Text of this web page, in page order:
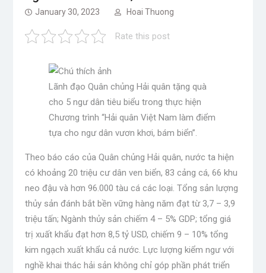
January 30, 2023 Hoai Thuong
Rate this post
Lãnh đạo Quân chủng Hải quân tặng quà
cho 5 ngư dân tiêu biểu trong thực hiện
Chương trình “Hải quân Việt Nam làm điểm
tựa cho ngư dân vươn khơi, bám biển”.
Theo báo cáo của Quân chủng Hải quân, nước ta hiện
có khoảng 20 triệu cư dân ven biển, 83 cảng cá, 66 khu
neo đậu và hơn 96.000 tàu cá các loại. Tổng sản lượng
thủy sản đánh bắt bền vững hàng năm đạt từ 3,7 – 3,9
triệu tấn; Ngành thủy sản chiếm 4 – 5% GDP; tổng giá
trị xuất khẩu đạt hơn 8,5 tỷ USD, chiếm 9 – 10% tổng
kim ngạch xuất khẩu cả nước. Lực lượng kiểm ngư với
nghề khai thác hải sản không chỉ góp phần phát triển